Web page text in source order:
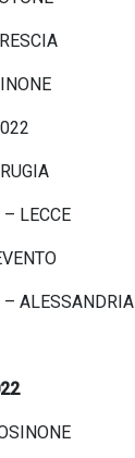
LECCE
ALESSANDRIA